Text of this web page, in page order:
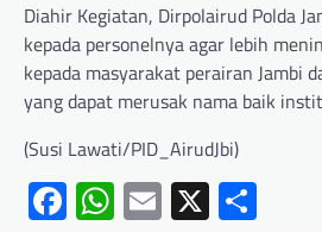
Diahir Kegiatan, Dirpolairud Polda
kepada personelnya agar lebih
kepada masyarakat perairan Jambi
yang dapat merusak nama baik
(Susi Lawati/PID_AirudJbi)
Facebook
WhatsApp
Email
X